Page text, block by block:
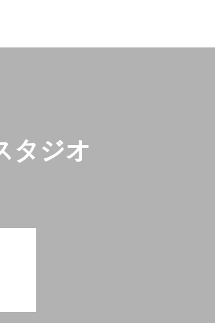
タジオ